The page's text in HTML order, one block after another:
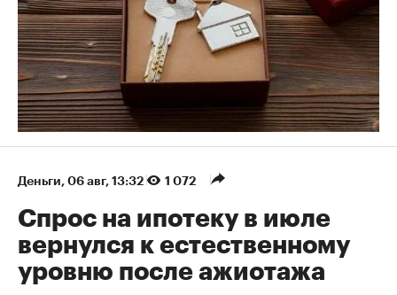
Деньги⁠, 06 авг, 13:32 1 072
Спрос на ипотеку в июле
вернулся к естественному
уровню после ажиотажа